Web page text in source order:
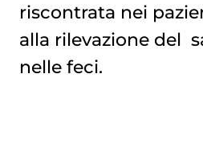
riscontrata nei
alla rilevazione del
nelle feci.